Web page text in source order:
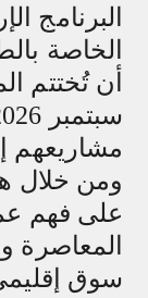
البرنامج
الخاصة
مشاريعهم
ومن خلال
على فهم
المعاصرة
سوق